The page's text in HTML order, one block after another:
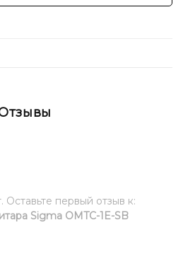
первый отзыв к:
Sigma OMTC-1E-SB